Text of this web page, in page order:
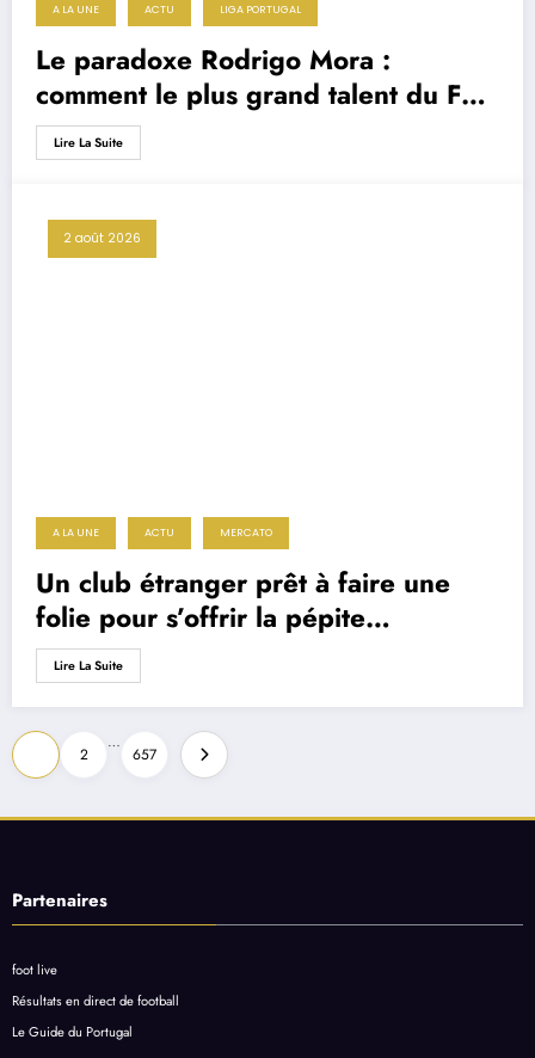
A LA UNE ACTU LIGA PORTUGAL
Le paradoxe Rodrigo Mora :
comment le plus grand talent du FC
Porto est devenu un remplaçant de
luxe
Lire La Suite
2 août 2026
A LA UNE ACTU MERCATO
Un club étranger prêt à faire une
folie pour s’offrir la pépite
portugaise Rodrigo Mora ?
Lire La Suite
Pagination
des
publications
2
…
657
Partenaires
foot live
Résultats en direct de football
Le Guide du Portugal